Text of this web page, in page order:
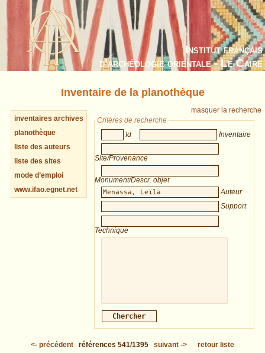
Institut français
d’archéologie orientale - Le Caire
Inventaire de la planothèque
inventaires archives
planothèque
liste des auteurs
liste des sites
mode d’emploi
www.ifao.egnet.net
masquer la recherche
Critères de recherche
Id
Inventaire
Site/Provenance
Monument/Descr. objet
Auteur
Support
Technique
<- précédent références 541/1395 suivant ->
retour liste